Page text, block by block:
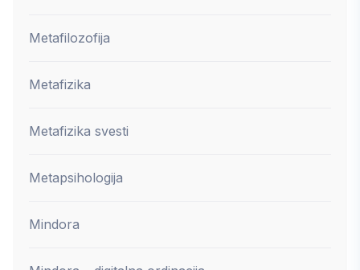
Metafilozofija
Metafizika
Metafizika svesti
Metapsihologija
Mindora